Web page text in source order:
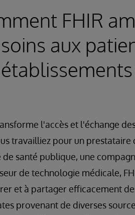
FHIR
aux
l'accès et l'échange
travailliez pour un prestataire
de santé publique, une
de technologie médicale,
et à partager efficacement
provenant de diverses